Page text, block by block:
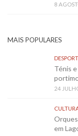
8
MAIS POPULARES
Ténis
24
em